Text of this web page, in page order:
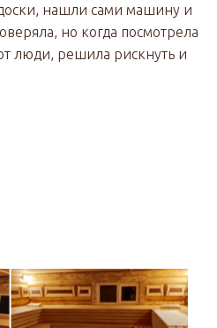
нашли сами машину и
но когда посмотрела
люди, решила рискнуть и